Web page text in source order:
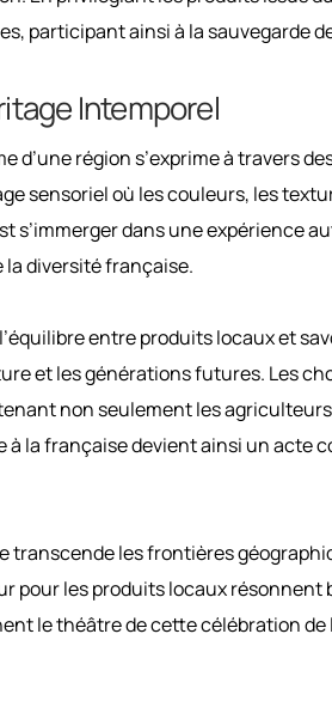
participant ainsi à la sauvegarde
Intemporel
d’une région s’exprime à travers
sensoriel où les couleurs, les
s’immerger dans une expérience
la diversité française.
entre produits locaux et
et les générations futures. Les
non seulement les
à la française devient ainsi un
les frontières
pour les produits locaux
le théâtre de cette célébration